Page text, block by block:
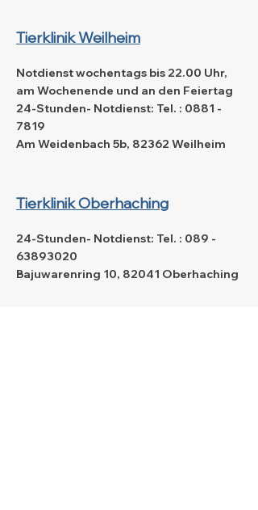
Tierklinik Weilheim
Notdienst wochentags bis 22.00 Uhr,
am Wochenende und an den Feiertag
24-Stunden- Notdienst: Tel. : 0881 -
7819
Am Weidenbach 5b, 82362 Weilheim
Tierklinik Oberhaching
24-Stunden- Notdienst: Tel. : 089 -
63893020
Bajuwarenring 10, 82041 Oberhaching